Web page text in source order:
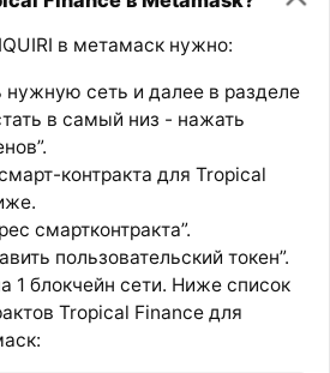
в метамаск нужно:
нужную сеть и далее в разделе
в самый низ - нажать
контракта для Tropical
смартконтракта”.
пользовательский токен”.
1 блокчейн сети. Ниже список
Tropical Finance для